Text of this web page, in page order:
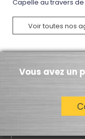
Capelle au travers
Voir toutes nos
Vous avez un